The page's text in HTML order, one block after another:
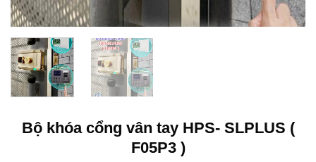
Bộ khóa cổng vân tay HPS- SLPLUS (
F05P3 )